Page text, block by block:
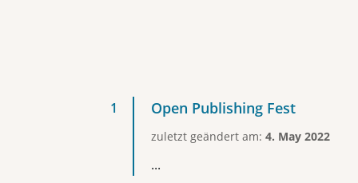
Open Publishing Fest
zuletzt geändert am: 4. May 2022
...